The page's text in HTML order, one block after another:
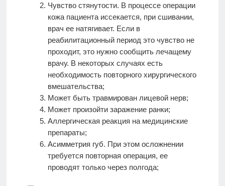
Чувство стянутости. В процессе операции
кожа пациента иссекается, при сшивании,
врач ее натягивает. Если в
реабилитационный период это чувство не
проходит, это нужно сообщить лечащему
врачу. В некоторых случаях есть
необходимость повторного хирургического
вмешательства;
Может быть травмирован лицевой нерв;
Может произойти заражение ранки;
Аллергическая реакция на медицинские
препараты;
Асимметрия губ. При этом осложнении
требуется повторная операция, ее
проводят только через полгода;